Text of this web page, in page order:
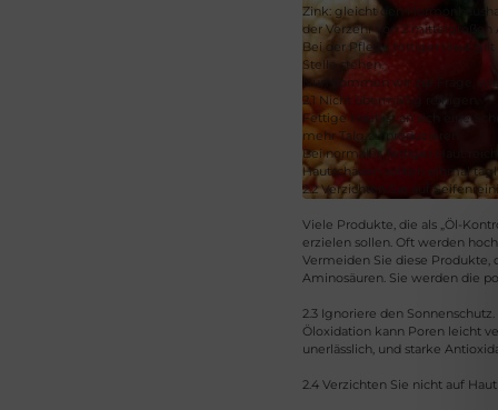
Zink: gleicht den
der Verzehr von 2 mittelgroßen
Bei der Pflege fettiger Haut gilt
Stelle stehen.
Nun kommen wir zur Frage,
2.1 Nicht übermäßig reinigen.
Fettige Haut ist an sich eine
mehr Talg zu produzieren.
Bei normaler, fettiger Haut
Hautschäden sollten einmal
2.2 Verzichten Sie auf
Viele Produkte, die als „Öl-
erzielen sollen. Oft werden
Vermeiden Sie diese Produkte,
Aminosäuren. Sie werden die
2.3 Ignoriere den Sonnenschutz.
Öloxidation kann Poren leicht
unerlässlich, und starke
2.4 Verzichten Sie nicht auf